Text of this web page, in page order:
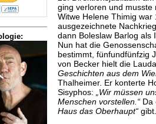
ging verloren und musste
Witwe Helene Thimig
ausgezeichnete
dann Boleslaw Barlog als
Nun hat die
bestimmt, fünfundfünfzig
von Becker hielt die
Geschichten aus dem
Thalheimer. Er konterte
Sisyphos:
„Wir müssen
Menschen vorstellen.“Da
Haus das Oberhaupt“ gibt.